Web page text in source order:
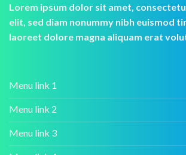
Lorem ipsum dolor sit amet,
elit, sed diam nonummy nibh euismod
laoreet dolore magna aliquam erat
Menu link 1
Menu link 2
Menu link 3